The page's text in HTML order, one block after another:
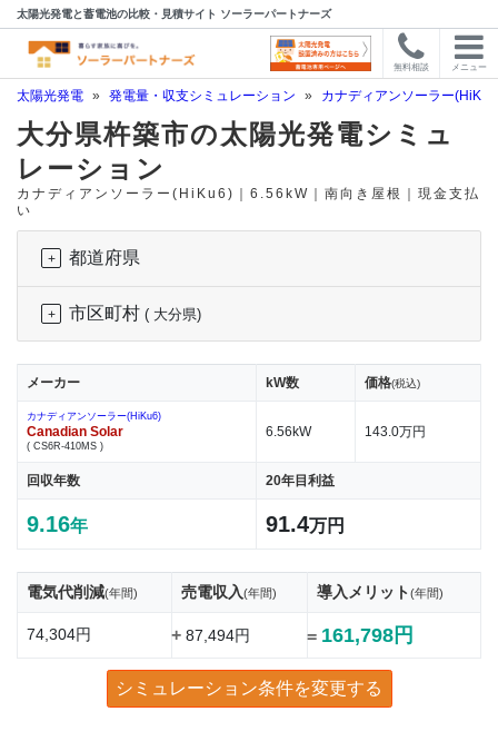
太陽光発電と蓄電池の比較・見積サイト ソーラーパートナーズ
無料相談 メニュー
太陽光発電 » 発電量・収支シミュレーション » カナディアンソーラー
大分県杵築市の太陽光発電シミュ
レーション
カナディアンソーラー(HiKu6)｜6.56kW｜南向き屋根｜現金支払
い
都道府県
市区町村 ( 大分県)
メーカー kW数 価格(税込)
カナディアンソーラー(HiKu6)
Canadian Solar
( CS6R-410MS )
6.56kW 143.0万円
回収年数 20年目利益
9.16年 91.4万円
電気代削減(年間) 売電収入(年間) 導入メリット(年間)
74,304円 +87,494円 = 161,798円
シミュレーション条件を変更する